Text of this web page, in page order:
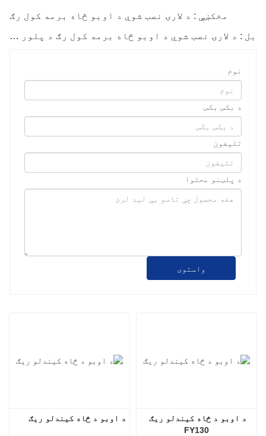
مخکښې : د لارۍ نصب شوي د اوبو څاه برمه کول رګ
بل : د لارۍ نصب شوي د اوبو څاه برمه کول رګ د پلور لپاره
نوم
د بکس بکس
تلیفون
د پلټنو محتوا
واستوی
د اوبو د څاه کیندلو ریګ
FY130